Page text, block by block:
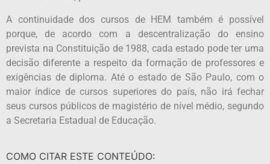
A continuidade dos cursos de HEM também é possível
porque, de acordo com a descentralização do ensino
prevista na Constituição de 1988, cada estado pode ter uma
decisão diferente a respeito da formação de professores e
exigências de diploma. Até o estado de São Paulo, com o
maior índice de cursos superiores do país, não irá fechar
seus cursos públicos de magistério de nível médio, segundo
a Secretaria Estadual de Educação.
COMO CITAR ESTE CONTEÚDO: